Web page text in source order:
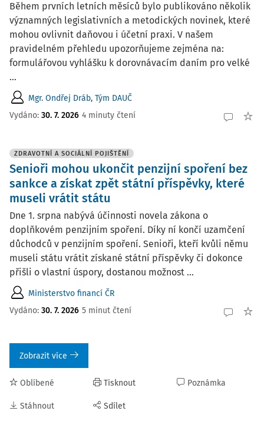
Během prvních letních měsíců bylo publikováno několik
významných legislativních a metodických novinek, které
mohou ovlivnit daňovou i účetní praxi. V našem
pravidelném přehledu upozorňujeme zejména na:
formulářovou vyhlášku k dorovnávacím daním pro velké
...
Mgr. Ondřej Dráb, Tým DAUČ
Vydáno: 30. 7. 2026 4 minuty čtení
ZDRAVOTNÍ A SOCIÁLNÍ POJIŠTĚNÍ
Senioři mohou ukončit penzijní spoření bez
sankce a získat zpět státní příspěvky, které
museli vrátit státu
Dne 1. srpna nabývá účinnosti novela zákona o
doplňkovém penzijním spoření. Díky ní končí uzamčení
důchodců v penzijním spoření. Senioři, kteří kvůli němu
museli státu vrátit získané státní příspěvky či dokonce
přišli o vlastní úspory, dostanou možnost ...
Ministerstvo financí ČR
Vydáno: 30. 7. 2026 5 minut čtení
Zobrazit více
Oblíbené
Stáhnout
Tisknout
Sdílet
Poznámka